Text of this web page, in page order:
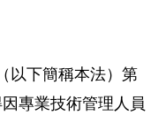
以下簡稱本法）第
專業技術管理人員